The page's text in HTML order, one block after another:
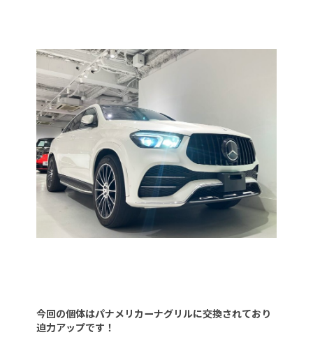
今回の個体はパナメリカーナグリルに交換されており
迫力アップです！